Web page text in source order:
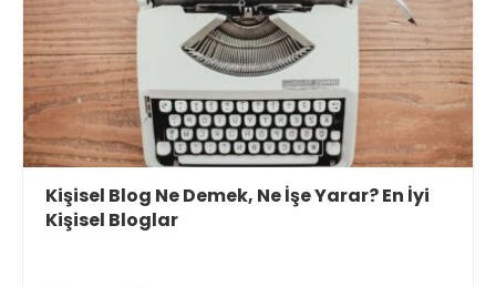
Kişisel Blog Ne Demek, Ne İşe Yarar? En İyi
Kişisel Bloglar